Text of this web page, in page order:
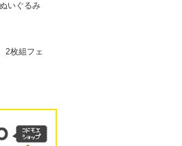
いぐるみ
2枚組フェ